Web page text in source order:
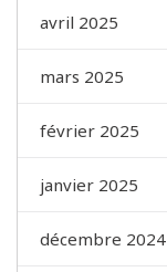
avril 2025
mars 2025
février 2025
janvier 2025
décembre 2024